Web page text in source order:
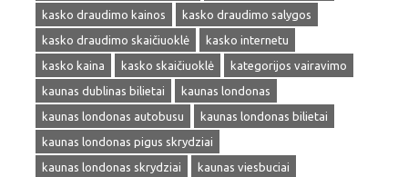
kasko draudimo kainos
kasko draudimo salygos
kasko draudimo skaičiuoklė
kasko internetu
kasko kaina
kasko skaičiuoklė
kategorijos vairavimo
kaunas dublinas bilietai
kaunas londonas
kaunas londonas autobusu
kaunas londonas bilietai
kaunas londonas pigus skrydziai
kaunas londonas skrydziai
kaunas viesbuciai